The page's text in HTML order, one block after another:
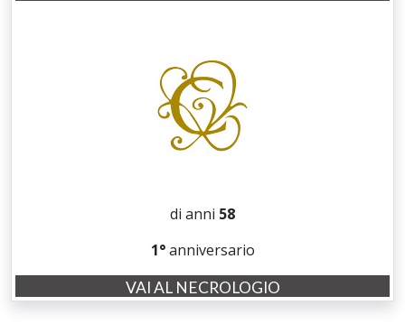
di anni 58
1°anniversario
VAI AL NECROLOGIO